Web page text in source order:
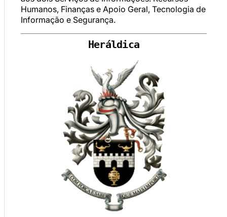
Humanos, Finanças e Apoio Geral, Tecnologia de
Informação e Segurança.
Heráldica